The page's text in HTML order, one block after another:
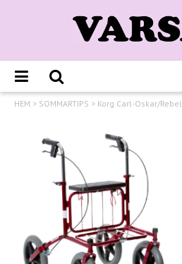
HEM > SOMMARTIPS > Korg Carl-Oskar/Rebel